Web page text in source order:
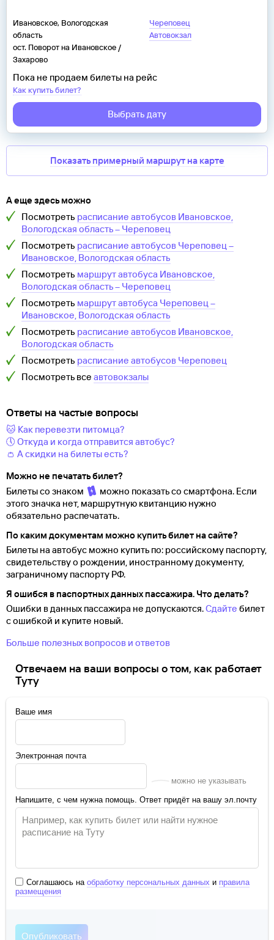
Ивановское, Вологодская
область
ост. Поворот на Ивановское /
Захарово
Череповец
Автовокзал
Пока не продаем билеты на рейс
Как купить билет?
Выбрать дату
Показать примерный маршрут на карте
А еще здесь можно
Посмотреть расписание автобусов Ивановское,
Вологодская область– Череповец
Посмотреть расписание автобусов Череповец–
Ивановское, Вологодская область
Посмотреть маршрут автобуса Ивановское,
Вологодская область– Череповец
Посмотреть маршрут автобуса Череповец–
Ивановское, Вологодская область
Посмотреть расписание автобусов Ивановское,
Вологодская область
Посмотреть расписание автобусов Череповец
Посмотреть все автовокзалы
Ответы на частые вопросы
🐱 Как перевезти питомца?
🕔 Откуда и когда отправится автобус?
👛 А скидки на билеты есть?
Можно не печатать билет?
Билеты со знаком
можно показать со смартфона. Если
этого значка нет, маршрутную квитанцию нужно
обязательно распечатать.
По каким документам можно купить билет на сайте?
Билеты на автобус можно купить по: российскому паспорту,
свидетельству о рождении, иностранному документу,
заграничному паспорту РФ.
Я ошибся в паспортных данных пассажира. Что делать?
Ошибки в данных пассажира не допускаются.Сдайте билет
с ошибкой и купите новый.
Больше полезных вопросов и ответов
Отвечаем на ваши вопросы о том, как работает
Туту
Ваше имя
Электронная почта
можно не указывать
Напишите, с чем нужна помощь. Ответ придёт на вашу эл.почту
Соглашаюсь на обработку персональных данных и правила
размещения